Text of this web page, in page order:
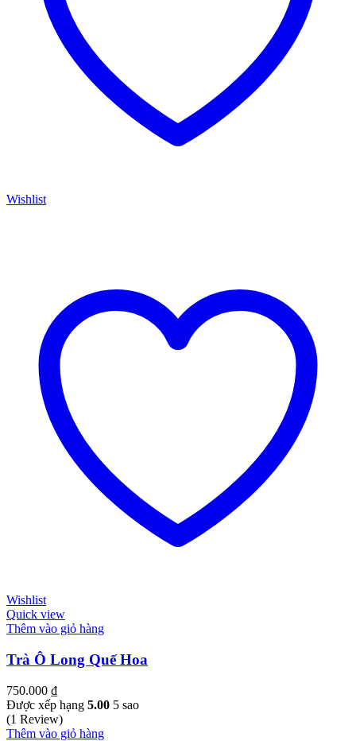
Wishlist
Wishlist
Quick view
Thêm vào giỏ hàng
Trà Ô Long Quế Hoa
750.000 ₫
Được xếp hạng 5.00 5 sao
(1 Review)
Thêm vào giỏ hàng